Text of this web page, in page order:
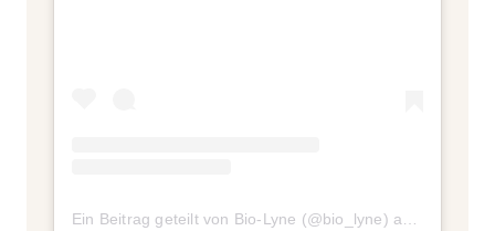
Ein Beitrag geteilt von Bio-Lyne (@bio_lyne) am